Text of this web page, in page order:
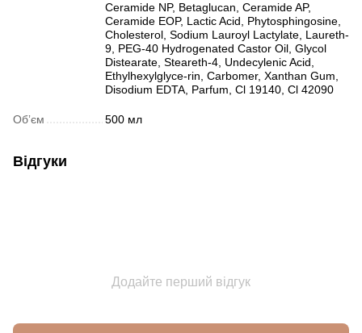
Ceramide NP, Betaglucan, Ceramide AP,
Ceramide EOP, Lactic Acid, Phytosphingosine,
Cholesterol, Sodium Lauroyl Lactylate, Laureth-
9, PEG-40 Hydrogenated Castor Oil, Glycol
Distearate, Steareth-4, Undecylenic Acid,
Ethylhexylglyce-rin, Carbomer, Xanthan Gum,
Disodium EDTA, Parfum, Cl 19140, Cl 42090
Обʼєм 500 мл
Відгуки
Додайте перший відгук